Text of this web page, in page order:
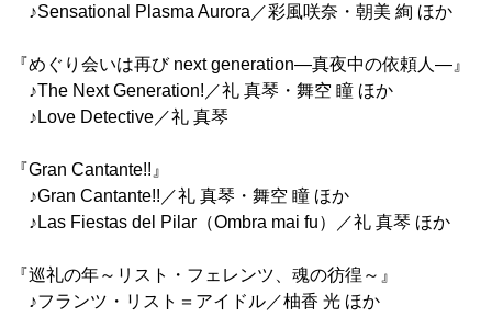
♪Sensational Plasma Aurora／彩風咲奈・朝美 絢 ほか
『めぐり会いは再び next generation―真夜中の依頼人―』
♪The Next Generation!／礼 真琴・舞空 瞳 ほか
♪Love Detective／礼 真琴
『Gran Cantante!!』
♪Gran Cantante!!／礼 真琴・舞空 瞳 ほか
♪Las Fiestas del Pilar（Ombra mai fu）／礼 真琴 ほか
『巡礼の年～リスト・フェレンツ、魂の彷徨～』
♪フランツ・リスト＝アイドル／柚香 光 ほか